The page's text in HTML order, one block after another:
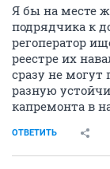
Я бы на месте
подрядчика к
регоператор
реестре их
сразу не могут
разную
капремонта в
ОТВЕТИТЬ